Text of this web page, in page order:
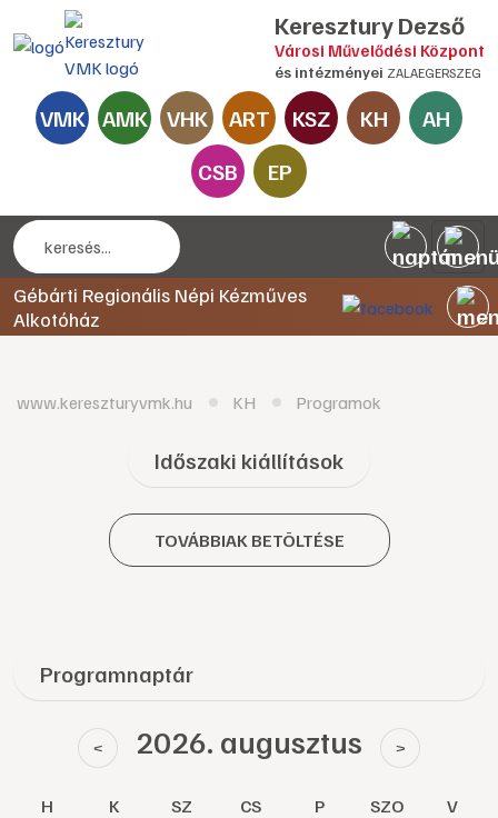
Keresztury Dezső
Városi Művelődési Központ
és intézményei ZALAEGERSZEG
VMK AMK VHK ART KSZ KH
AH
CSB
EP
Gébárti Regionális Népi Kézműves
Alkotóház
www.kereszturyvmk.hu KH Programok
Időszaki kiállítások
TOVÁBBIAK BETÖLTÉSE
Programnaptár
< 2026. augusztus >
H K SZ CS P SZO V